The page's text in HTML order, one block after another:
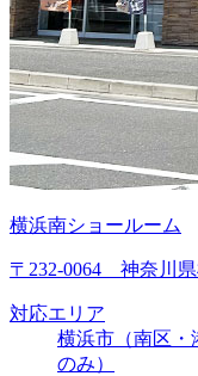
横浜南ショールーム
〒232-0064 神奈川
対応エリア
横浜市（南区・
のみ）